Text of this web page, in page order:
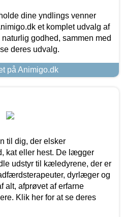
dine yndlings venner
et komplet udvalg af
godhed, sammen med
deres udvalg.
på Animigo.dk
til dig, der elsker
kat eller hest. De lægger
udstyr til kæledyrene, der er
dyrlæger og
alt, afprøvet af erfarne
Klik her for at se deres